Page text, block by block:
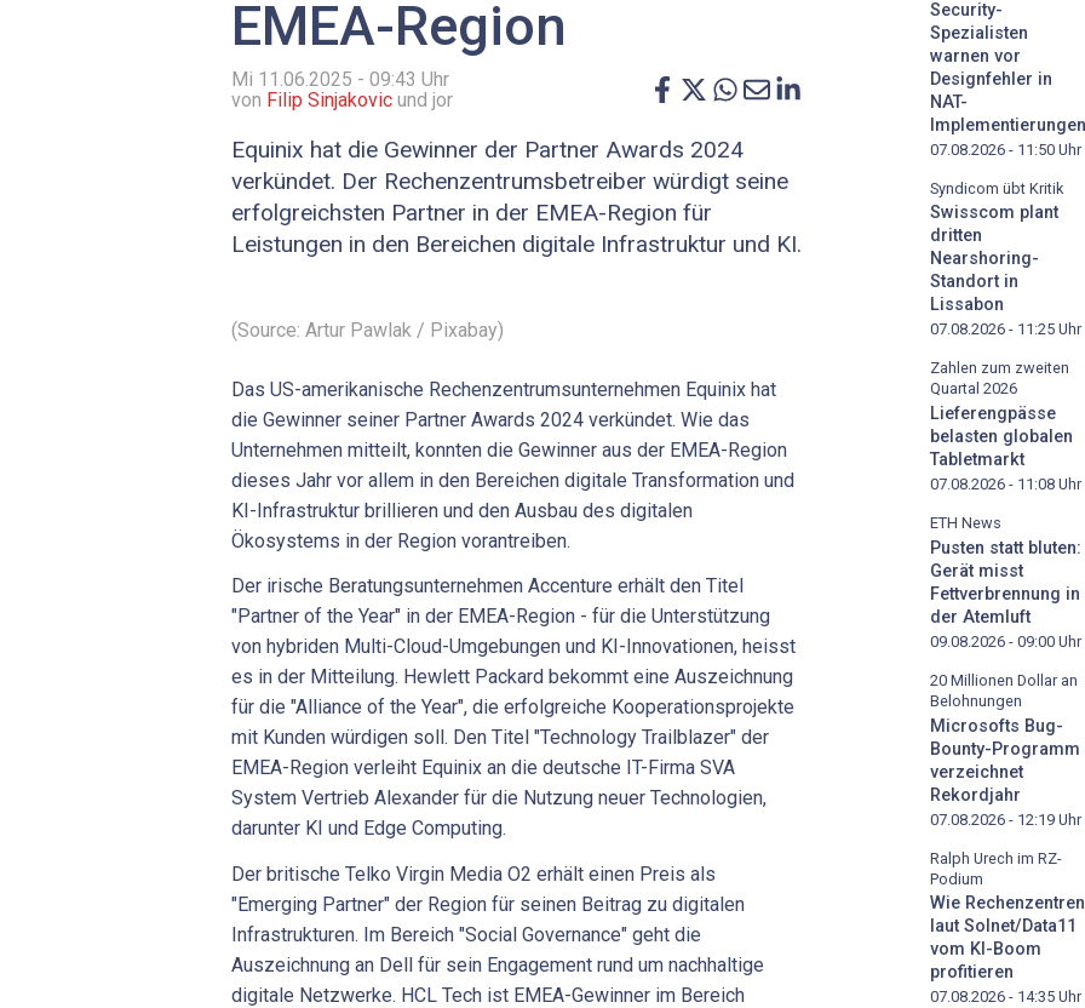
EMEA-Region
Mi 11.06.2025 - 09:43 Uhr
von Filip Sinjakovic und jor
Equinix hat die Gewinner der Partner Awards 2024
verkündet. Der Rechenzentrumsbetreiber würdigt seine
erfolgreichsten Partner in der EMEA-Region für
Leistungen in den Bereichen digitale Infrastruktur und KI.
(Source: Artur Pawlak / Pixabay)
Das US-amerikanische Rechenzentrumsunternehmen Equinix hat
die Gewinner seiner Partner Awards 2024 verkündet. Wie das
Unternehmen mitteilt, konnten die Gewinner aus der EMEA-Region
dieses Jahr vor allem in den Bereichen digitale Transformation und
KI-Infrastruktur brillieren und den Ausbau des digitalen
Ökosystems in der Region vorantreiben.
Der irische Beratungsunternehmen Accenture erhält den Titel
"Partner of the Year" in der EMEA-Region - für die Unterstützung
von hybriden Multi-Cloud-Umgebungen und KI-Innovationen, heisst
es in der Mitteilung. Hewlett Packard bekommt eine Auszeichnung
für die "Alliance of the Year", die erfolgreiche Kooperationsprojekte
mit Kunden würdigen soll. Den Titel "Technology Trailblazer" der
EMEA-Region verleiht Equinix an die deutsche IT-Firma SVA
System Vertrieb Alexander für die Nutzung neuer Technologien,
darunter KI und Edge Computing.
Der britische Telko Virgin Media O2 erhält einen Preis als
"Emerging Partner" der Region für seinen Beitrag zu digitalen
Infrastrukturen. Im Bereich "Social Governance" geht die
Auszeichnung an Dell für sein Engagement rund um nachhaltige
digitale Netzwerke. HCL Tech ist EMEA-Gewinner im Bereich
Security-
Spezialisten
warnen vor
Designfehler in
NAT-
Implementierungen
07.08.2026 - 11:50 Uhr
Syndicom übt Kritik
Swisscom plant
dritten
Nearshoring-
Standort in
Lissabon
07.08.2026 - 11:25 Uhr
Zahlen zum zweiten
Quartal 2026
Lieferengpässe
belasten globalen
Tabletmarkt
07.08.2026 - 11:08 Uhr
ETH News
Pusten statt bluten:
Gerät misst
Fettverbrennung in
der Atemluft
09.08.2026 - 09:00 Uhr
20 Millionen Dollar an
Belohnungen
Microsofts Bug-
Bounty-Programm
verzeichnet
Rekordjahr
07.08.2026 - 12:19 Uhr
Ralph Urech im RZ-
Podium
Wie Rechenzentren
laut Solnet/Data11
vom KI-Boom
profitieren
07.08.2026 - 14:35 Uhr